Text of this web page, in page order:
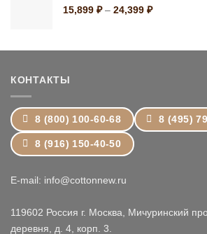
19,199 ₽
15,899 ₽ – 24,399 ₽Диапазон
–
КОНТАКТЫ
8 (800) 100-60-68 8 (495)
8 (916) 150-40-50
E-mail: info@cottonnew.ru
119602 Россия г. Москва, Мичуринский
деревня, д. 4, корп. 3.